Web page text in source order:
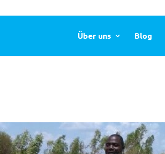
Über uns Blog